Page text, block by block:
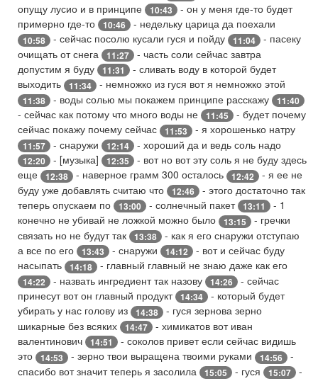
опущу лусио и в принципе
10:43
- он у меня где-то будет
примерно где-то
10:46 - недельку царица да поехали
10:58 - сейчас посолю кусали гуся и пойду 11:04
- пасеку
очищать от снега
11:27
- часть соли сейчас завтра
допустим я буду
11:31
- сливать воду в которой будет
выходить
11:34 - немножко из гуся вот я немножко этой
11:38 - воды солью мы покажем принципе расскажу 11:40
- сейчас как потому что много воды не 11:45
- будет почему
сейчас покажу почему сейчас
11:53 - я хорошенько натру
11:57 - снаружи 12:14 - хороший да и ведь соль надо
12:20 - [музыка] 12:35
- вот но вот эту соль я не буду здесь
еще
12:38 - наверное грамм 300 осталось 12:42
- я ее не
буду уже добавлять считаю что
12:46
- этого достаточно так
теперь опускаем по
13:00 - солнечный пакет 13:11
- 1
конечно не убивай не ложкой можно было
13:15
- гречки
связать но не будут так
13:38
- как я его снаружи отступаю
а все по его
13:43 - снаружи 14:12
- вот и сейчас буду
насыпать
14:18 - главный главный не знаю даже как его
14:22 - назвать ингредиент так назову 14:26
- сейчас
принесут вот он главный продукт 14:34
- который будет
убирать у нас голову из
14:38
- гуся зернова зерно
шикарные без всяких
14:47
- химикатов вот иван
валентинович
14:51
- соколов привет если сейчас видишь
это
14:53 - зерно твои выращена твоими руками 14:56
-
спасибо вот значит теперь я засолила
15:05 - гуся 15:07
-